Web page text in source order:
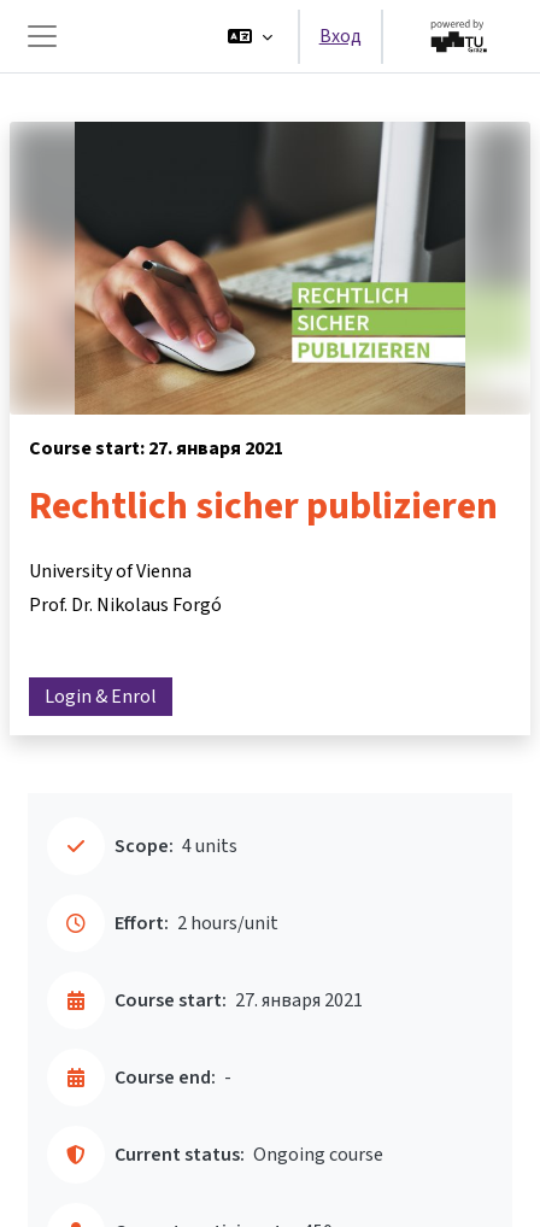
Перейти к основному содержанию
Боковая панель
Вход
Course start: 27. января 2021
Rechtlich sicher publizieren
University of Vienna
Prof. Dr. Nikolaus Forgó
Login & Enrol
Scope: 4 units
Effort: 2 hours/unit
Course start: 27. января 2021
Course end: -
Current status: Ongoing course